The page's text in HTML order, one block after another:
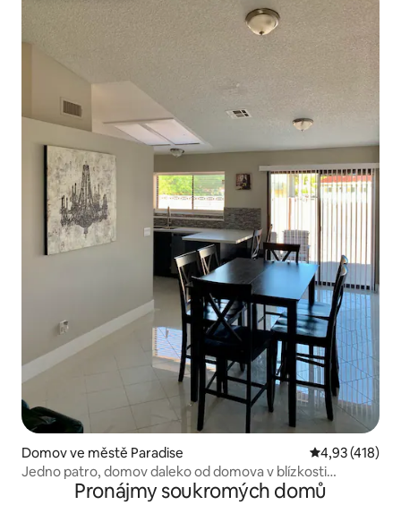
Domov ve městě Paradise Průměrné
4,93 (418)
Jedno patro, domov daleko od domova v blízkosti
striptýzuPronájmy soukromých domů